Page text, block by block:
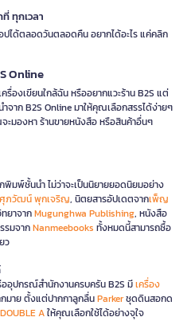
ทุกเวลา
ได้ตลอดวันตลอดคืน อยากได้อะไร แค่คลิก
Online
องเขียนใกล้ฉัน หรืออยากแวะร้าน B2S แต่
ำจาก B2S Online มาให้คุณเลือกสรรได้ง่ายๆ
มองหา ร้านขายหนังสือ หรือสินค้าอื่นๆ
พิมพ์ชั้นนำ ไม่ว่าจะเป็นนิยายยอดนิยมอย่าง
ภวัฒน์ พุกเจริญ, นิตยสารอัปเดตจากเพ็ญ
ยาจากMugunghwa Publishing, หนังสือ
รมจากNanmeebooks ทั้งหมดนี้สามารถซื้อ
ว
อุปกรณ์สำนักงานครบครัน B2S มีเครื่อง
กมาย ตั้งแต่ปากกาลูกลื่นParkerชุดดินสอกด
DOUBLE Aให้คุณเลือกใช้ได้อย่างจุใจ